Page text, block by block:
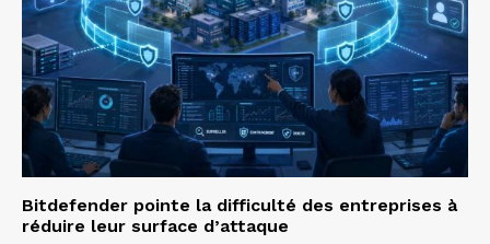
Bitdefender pointe la difficulté des entreprises à
réduire leur surface d’attaque